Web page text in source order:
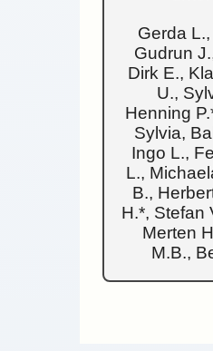
Gerda
Gudrun
Dirk E.,
U.,
Henning
Sylvia,
Ingo L.,
L.,
B.,
H.*, Stefan
Merten
M.B.,